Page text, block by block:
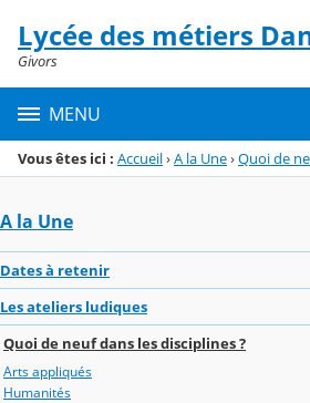
Menu de la rubrique
Contenu
Lycée des métiers
Givors
MENU
Vous êtes ici : Accueil›A la Une›Quoi de
A la Une
Dates à retenir
Les ateliers ludiques
Quoi de neuf dans les disciplines ?
Arts appliqués
Humanités